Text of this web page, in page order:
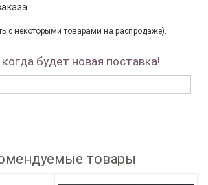
с некоторыми товарами на распродаже).
будет новая поставка!
товары